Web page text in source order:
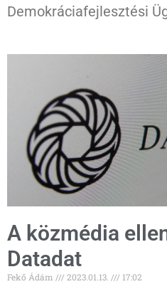
Demokráciafejlesztési
A közmédia
Datadat
Fekő Ádám 2023.01.13. 17:02